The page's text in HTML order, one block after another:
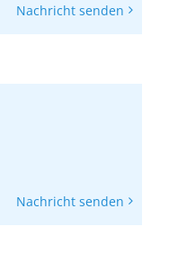
Nachricht senden
Nachricht senden